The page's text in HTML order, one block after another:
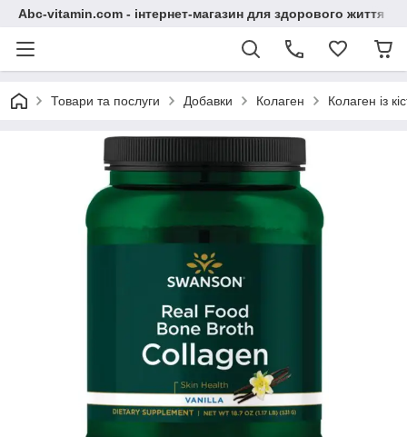
Abc-vitamin.com - інтернет-магазин для здорового життя
Товари та послуги Добавки Колаген Колаген із